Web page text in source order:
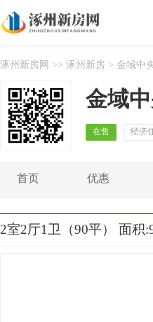
涿州新房网 >> 涿州新房 > 金域中
金域
在售 经济
首页 优惠
2室2厅1卫（90平） 面积